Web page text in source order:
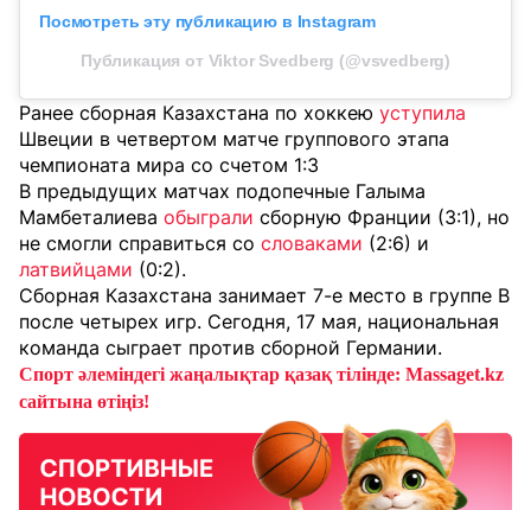
Посмотреть эту публикацию в Instagram
Публикация от Viktor Svedberg (@vsvedberg)
Ранее сборная Казахстана по хоккею уступила
Швеции в четвертом матче группового этапа
чемпионата мира со счетом 1:3
В предыдущих матчах подопечные Галыма
Мамбеталиева обыграли сборную Франции (3:1), но
не смогли справиться со словаками (2:6) и
латвийцами (0:2).
Сборная Казахстана занимает 7-е место в группе B
после четырех игр. Сегодня, 17 мая, национальная
команда сыграет против сборной Германии.
Спорт әлеміндегі жаңалықтар қазақ тілінде: Massaget.kz
сайтына өтіңіз!